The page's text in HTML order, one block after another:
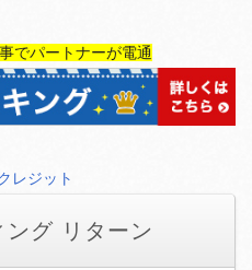
でパートナーが電通
レジット
ング リターン